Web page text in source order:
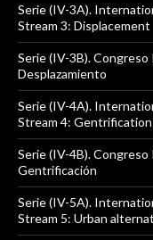
Serie (IV-3A).
Stream 3: Displacement
Serie (IV-3B).
Desplazamiento
Serie (IV-4A).
Stream 4: Gentrification
Serie (IV-4B).
Gentrificación
Serie (IV-5A).
Stream 5: Urban